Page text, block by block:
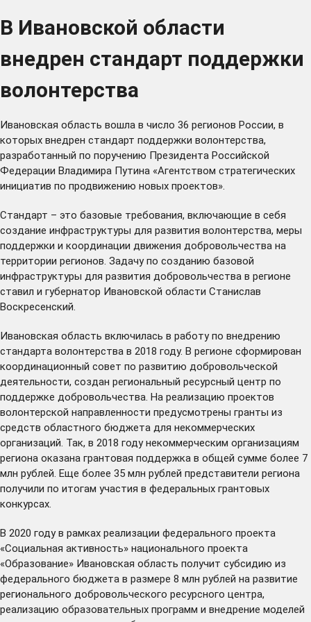
В Ивановской области
внедрен стандарт поддержки
волонтерства
Ивановская область вошла в число 36 регионов России, в
которых внедрен стандарт поддержки волонтерства,
разработанный по поручению Президента Российской
Федерации Владимира Путина «Агентством стратегических
инициатив по продвижению новых проектов».
Стандарт – это базовые требования, включающие в себя
создание инфраструктуры для развития волонтерства, меры
поддержки и координации движения добровольчества на
территории регионов. Задачу по созданию базовой
инфраструктуры для развития добровольчества в регионе
ставил и губернатор Ивановской области Станислав
Воскресенский.
Ивановская область включилась в работу по внедрению
стандарта волонтерства в 2018 году. В регионе сформирован
координационный совет по развитию добровольческой
деятельности, создан региональный ресурсный центр по
поддержке добровольчества. На реализацию проектов
волонтерской направленности предусмотрены гранты из
средств областного бюджета для некоммерческих
организаций. Так, в 2018 году некоммерческим организациям
региона оказана грантовая поддержка в общей сумме более 7
млн рублей. Еще более 35 млн рублей представители региона
получили по итогам участия в федеральных грантовых
конкурсах.
В 2020 году в рамках реализации федерального проекта
«Социальная активность» национального проекта
«Образование» Ивановская область получит субсидию из
федерального бюджета в размере 8 млн рублей на развитие
регионального добровольческого ресурсного центра,
реализацию образовательных программ и внедрение моделей